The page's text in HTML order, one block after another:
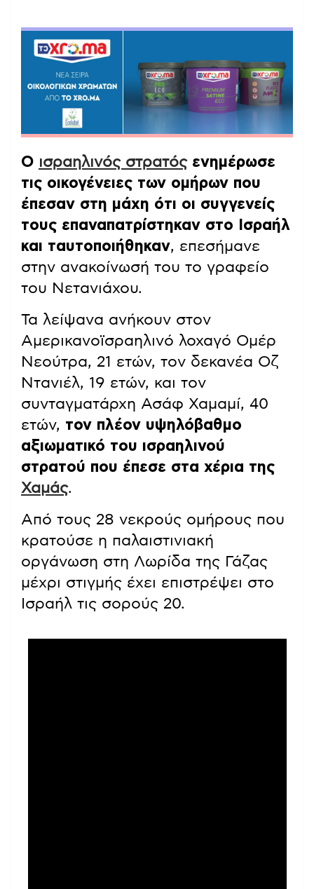
Ο ισραηλινός στρατόςενημέρωσε
τις οικογένειες των ομήρων που
έπεσαν στη μάχη ότι οι συγγενείς
τους επαναπατρίστηκαν στο Ισραήλ
και ταυτοποιήθηκαν, επεσήμανε
στην ανακοίνωσή του το γραφείο
του Νετανιάχου.
Τα λείψανα ανήκουν στον
Αμερικανοϊσραηλινό λοχαγό Ομέρ
Νεούτρα, 21 ετών, τον δεκανέα Οζ
Ντανιέλ, 19 ετών, και τον
συνταγματάρχη Ασάφ Χαμαμί, 40
ετών, τον πλέον υψηλόβαθμο
αξιωματικό του ισραηλινού
στρατού που έπεσε στα χέρια της
Χαμάς.
Από τους 28 νεκρούς ομήρους που
κρατούσε η παλαιστινιακή
οργάνωση στη Λωρίδα της Γάζας
μέχρι στιγμής έχει επιστρέψει στο
Ισραήλ τις σορούς 20.